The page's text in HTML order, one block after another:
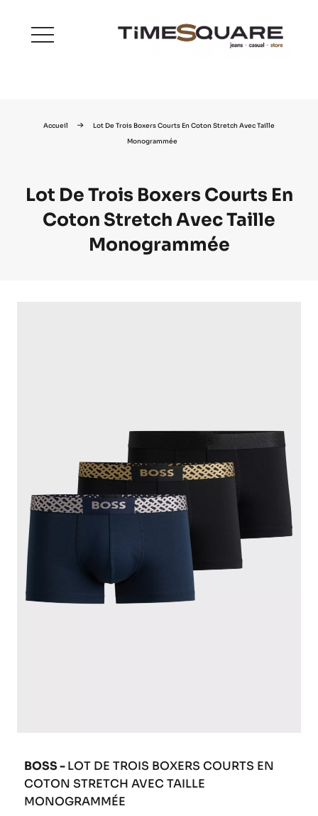
menu
Accueil
Lot De Trois Boxers Courts En Coton Stretch Avec Taille
Monogrammée
Lot De Trois Boxers Courts En
Coton Stretch Avec Taille
Monogrammée
BOSS -LOT DE TROIS BOXERS COURTS EN
COTON STRETCH AVEC TAILLE
MONOGRAMMÉE